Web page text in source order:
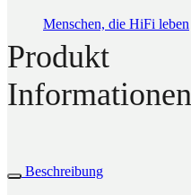
Menschen, die HiFi leben
Produkt
Informationen
Beschreibung